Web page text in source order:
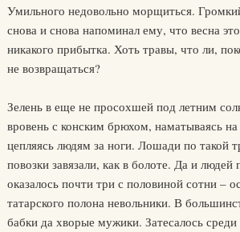
Умильного недовольно морщиться.
снова и снова напоминал ему, что весна
никакого прибытка. Хоть травы, что ли,
не возвращаться?
Зелень в еще не просохшей под летним
вровень с конским брюхом, наматываясь
цепляясь людям за ноги. Лошади по такой
повозки завязали, как в болоте. Да и
оказалось почти три с половиной сотни –
татарского полона невольники. В
бабки да хворые мужики. Затесалось